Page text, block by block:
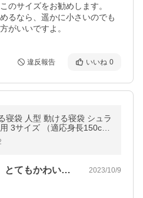
のサイズをお勧めします。
るなら、遥かに小さいのでも
がいいですよ。
違反報告 いいね 0
寝袋 人型 動ける寝袋 シュラ
3サイズ （適応身長150c
１週間程で届きました、とてもかわいいです 2023/10/9